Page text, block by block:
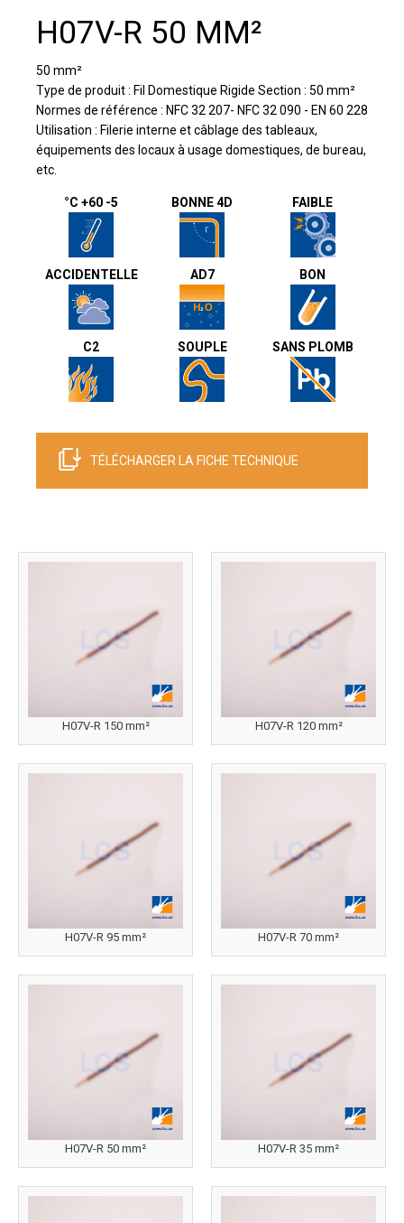
H07V-R 50 MM²
50 mm²
Type de produit : Fil Domestique Rigide Section : 50 mm²
Normes de référence : NFC 32 207- NFC 32 090 - EN 60 228
Utilisation : Filerie interne et câblage des tableaux,
équipements des locaux à usage domestiques, de bureau,
etc.
°C +60 -5 BONNE 4D FAIBLE
ACCIDENTELLE AD7 BON
C2 SOUPLE SANS PLOMB
TÉLÉCHARGER LA FICHE TECHNIQUE
H07V-R 150 mm² H07V-R 120 mm²
H07V-R 95 mm² H07V-R 70 mm²
H07V-R 50 mm² H07V-R 35 mm²